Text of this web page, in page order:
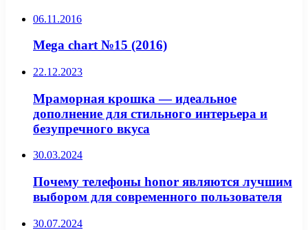
06.11.2016
Mega chart №15 (2016)
22.12.2023
Мраморная крошка — идеальное
дополнение для стильного интерьера и
безупречного вкуса
30.03.2024
Почему телефоны honor являются лучшим
выбором для современного пользователя
30.07.2024